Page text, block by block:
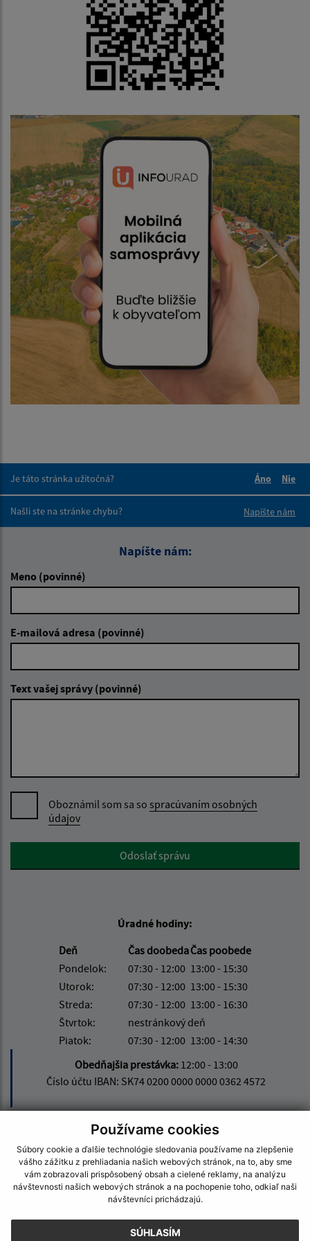
Používame cookies
Súbory cookie a ďalšie technológie sledovania používame na zlepšenie
vášho zážitku z prehliadania našich webových stránok, na to, aby sme
vám zobrazovali prispôsobený obsah a cielené reklamy, na analýzu
návštevnosti našich webových stránok a na pochopenie toho, odkiaľ naši
návštevníci prichádzajú.
SÚHLASÍM
Je táto stránka užitočná?
Áno
Nie
Našli ste na stránke chybu?
Napíšte nám
Napíšte nám:
Meno (povinné)
E-mailová adresa (povinné)
Text vašej správy (povinné)
Oboznámil som sa so spracúvaním osobných
údajov
Google reCaptcha ResponseOdoslať správu
Úradné hodiny:
Deň
Čas doobedaČas poobede
Pondelok:
07:30 - 12:00 13:00 - 15:30
Utorok:
07:30 - 12:00 13:00 - 15:30
Streda:
07:30 - 12:00 13:00 - 16:30
Štvrtok:
nestránkový deň
Piatok:
07:30 - 12:00 13:00 - 14:30
Obedňajšia prestávka: 12:00 - 13:00
Číslo účtu IBAN: SK74 0200 0000 0000 0362 4572
Kontakt:
Obecný úrad Kapušany
Hlavná 104/6
082 12 Kapušany
info@kapusany.sk